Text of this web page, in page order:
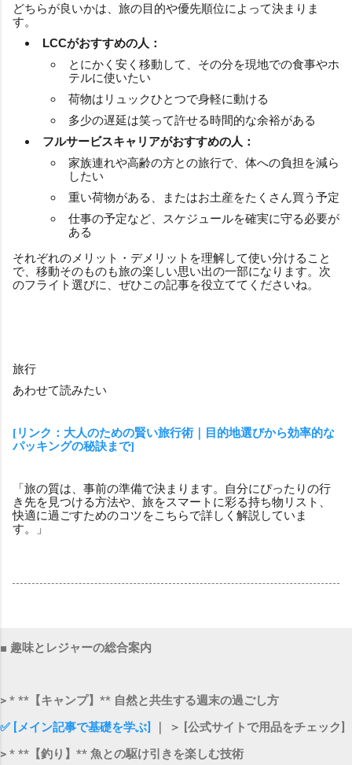
どちらが良いかは、旅の目的や優先順位によって決まりま
す。
LCCがおすすめの人：
とにかく安く移動して、その分を現地での食事やホ
テルに使いたい
荷物はリュックひとつで身軽に動ける
多少の遅延は笑って許せる時間的な余裕がある
フルサービスキャリアがおすすめの人：
家族連れや高齢の方との旅行で、体への負担を減ら
したい
重い荷物がある、またはお土産をたくさん買う予定
仕事の予定など、スケジュールを確実に守る必要が
ある
それぞれのメリット・デメリットを理解して使い分けること
で、移動そのものも旅の楽しい思い出の一部になります。次
のフライト選びに、ぜひこの記事を役立ててくださいね。
旅行
あわせて読みたい
[リンク：大人のための賢い旅行術｜目的地選びから効率的な
パッキングの秘訣まで]
「旅の質は、事前の準備で決まります。自分にぴったりの行
き先を見つける方法や、旅をスマートに彩る持ち物リスト、
快適に過ごすためのコツをこちらで詳しく解説していま
す。」
■ 趣味とレジャーの総合案内
> * **【キャンプ】** 自然と共生する週末の過ごし方
✅ [メイン記事で基礎を学ぶ]
｜ ＞ [公式サイトで用品をチェック]
> * **【釣り】** 魚との駆け引きを楽しむ技術